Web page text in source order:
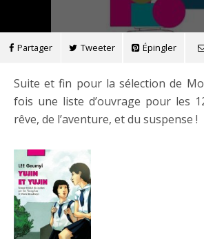
Partager Tweeter Épingler
Suite et fin pour la sélection de
fois une liste d’ouvrage pour les
rêve, de l’aventure, et du suspense !